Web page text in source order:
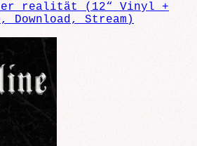
realität (12“ Vinyl +
Download, Stream)